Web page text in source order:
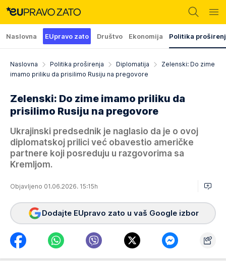
Naslovna EUpravo zato Društvo Ekonomija Politika
Naslovna Politika proširenja Diplomatija
Zelenski: Do zime
imamo priliku da prisilimo Rusiju na pregovore
Zelenski: Do zime imamo priliku da
prisilimo Rusiju na pregovore
Ukrajinski predsednik je naglasio da je o ovoj
diplomatskoj prilici već obavestio američke
partnere koji posreduju u razgovorima sa
Kremljom.
Objavljeno 01.06.2026. 15:15h
Dodajte EUpravo zato u vaš Google izbor